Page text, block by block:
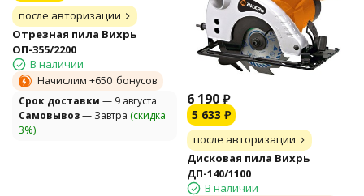
после авторизации
Отрезная пила Вихрь
ОП-355/2200
В наличии
Начислим +650 бонусов
Cрок доставки — 9 августа
Самовывоз— Завтра (скидка
3%)
6 190₽
5 633 ₽
после авторизации
Дисковая пила Вихрь
ДП-140/1100
В наличии